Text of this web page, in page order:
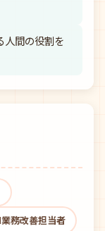
人間の役割を
務改善担当者